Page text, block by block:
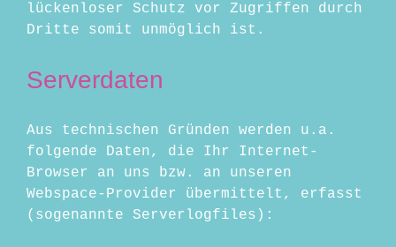
lückenloser Schutz vor Zugriffen durch
Dritte somit unmöglich ist.
Serverdaten
Aus technischen Gründen werden u.a.
folgende Daten, die Ihr Internet-
Browser an uns bzw. an unseren
Webspace-Provider übermittelt, erfasst
(sogenannte Serverlogfiles):